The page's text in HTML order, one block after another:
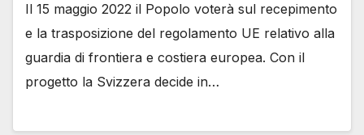
Il 15 maggio 2022 il Popolo voterà sul recepimento
e la trasposizione del regolamento UE relativo alla
guardia di frontiera e costiera europea. Con il
progetto la Svizzera decide in…